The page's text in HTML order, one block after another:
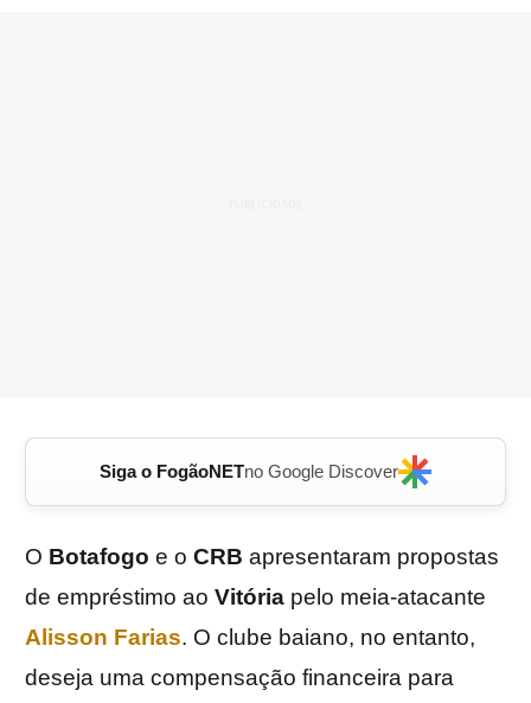
Siga o FogãoNETno Google Discover
O Botafogo e o CRB apresentaram propostas
de empréstimo ao Vitória pelo meia-atacante
Alisson Farias. O clube baiano, no entanto,
deseja uma compensação financeira para